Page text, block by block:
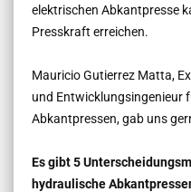
elektrischen Abkantpresse
Presskraft erreichen.
Mauricio Gutierrez Matta,
und Entwicklungsingenieur
Abkantpressen, gab uns
Es gibt 5
hydraulische